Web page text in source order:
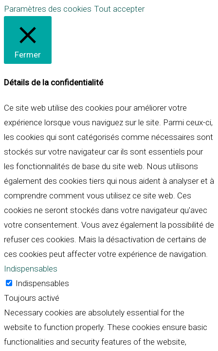
Paramètres des cookies Tout accepter
Fermer
Détails de la confidentialité
Ce site web utilise des cookies pour améliorer votre
expérience lorsque vous naviguez sur le site. Parmi ceux-ci,
les cookies qui sont catégorisés comme nécessaires sont
stockés sur votre navigateur car ils sont essentiels pour
les fonctionnalités de base du site web. Nous utilisons
également des cookies tiers qui nous aident à analyser et à
comprendre comment vous utilisez ce site web. Ces
cookies ne seront stockés dans votre navigateur qu'avec
votre consentement. Vous avez également la possibilité de
refuser ces cookies. Mais la désactivation de certains de
ces cookies peut affecter votre expérience de navigation.
Indispensables
Indispensables
Toujours activé
Necessary cookies are absolutely essential for the
website to function properly. These cookies ensure basic
functionalities and security features of the website,